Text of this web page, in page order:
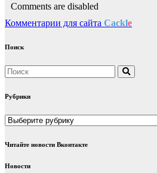
Comments are disabled
Комментарии для сайта Cackle
Поиск
Рубрики
Рубрики
Читайте новости Вконтакте
Новости